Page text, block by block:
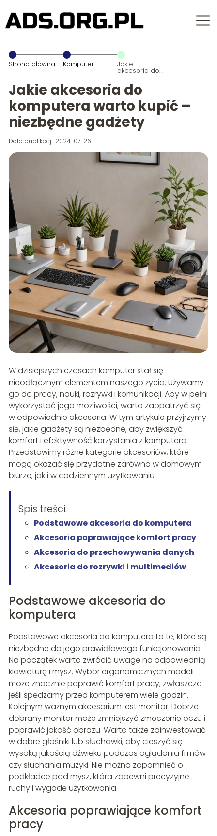
Strona główna Komputer Jakie
akcesoria do
warto kupić –
niezbędne
Jakie akcesoria do
komputera warto kupić –
niezbędne gadżety
Data publikacji: 2024-07-26
W dzisiejszych czasach komputer stał się
nieodłącznym elementem naszego życia. Używamy
go do pracy, nauki, rozrywki i komunikacji. Aby w pełni
wykorzystać jego możliwości, warto zaopatrzyć się
w odpowiednie akcesoria. W tym artykule przyjrzymy
się, jakie gadżety są niezbędne, aby zwiększyć
komfort i efektywność korzystania z komputera.
Przedstawimy różne kategorie akcesoriów, które
mogą okazać się przydatne zarówno w domowym
biurze, jak i w codziennym użytkowaniu.
Spis treści:
Podstawowe akcesoria do komputera
Akcesoria poprawiające komfort pracy
Akcesoria do przechowywania danych
Akcesoria do rozrywki i multimediów
Podstawowe akcesoria do
komputera
Podstawowe akcesoria do komputera to te, które są
niezbędne do jego prawidłowego funkcjonowania.
Na początek warto zwrócić uwagę na odpowiednią
klawiaturę i mysz. Wybór ergonomicznych modeli
może znacznie poprawić komfort pracy, zwłaszcza
jeśli spędzamy przed komputerem wiele godzin.
Kolejnym ważnym akcesorium jest monitor. Dobrze
dobrany monitor może zmniejszyć zmęczenie oczu i
poprawić jakość obrazu. Warto także zainwestować
w dobre głośniki lub słuchawki, aby cieszyć się
wysoką jakością dźwięku podczas oglądania filmów
czy słuchania muzyki. Nie można zapomnieć o
podkładce pod mysz, która zapewni precyzyjne
ruchy i wygodę użytkowania.
Akcesoria poprawiające komfort
pracy